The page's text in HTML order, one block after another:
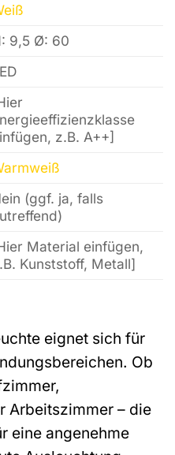
9,5 Ø: 60
z.B. A++]
(ggf. ja, falls
Material einfügen,
Kunststoff, Metall]
eignet sich für
Ob
Arbeitszimmer – die
eine angenehme